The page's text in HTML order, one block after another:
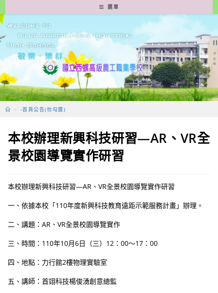
轉
至
要
容
選單
> -首頁公告(勿勾選)
本校辦理新興科技研習—AR、VR全
景校園導覽實作研習
本校辦理新興科技研習—AR、VR全景校園導覽實作研習
一、依據本校「110年度新興科技教育遠距示範服務計畫」辦理。
二、講題：AR、VR全景校園導覽實作
三、時間：110年10月6日（三）12：00～17：00
四、地點：力行館2樓物理實驗室
五、講師：首翊科技楊俊湧創意總監